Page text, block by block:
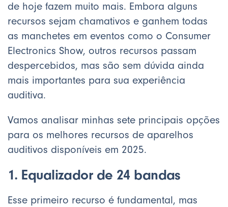
de hoje fazem muito mais. Embora alguns
recursos sejam chamativos e ganhem todas
as manchetes em eventos como o Consumer
Electronics Show, outros recursos passam
despercebidos, mas são sem dúvida ainda
mais importantes para sua experiência
auditiva.
Vamos analisar minhas sete principais opções
para os melhores recursos de aparelhos
auditivos disponíveis em 2025.
1. Equalizador de 24 bandas
Esse primeiro recurso é fundamental, mas